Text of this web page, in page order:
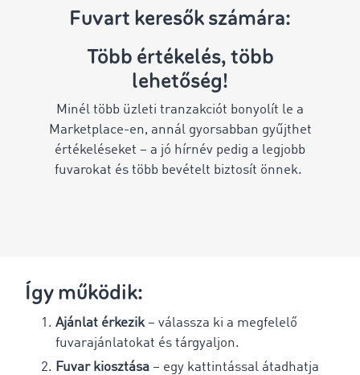
Fuvart keresők számára:
Több értékelés, több
lehetőség!
Minél több üzleti tranzakciót bonyolít le a
Marketplace-en, annál gyorsabban gyűjthet
értékeléseket – a jó hírnév pedig a legjobb
fuvarokat és több bevételt biztosít önnek.
Így működik:
Ajánlat érkezik– válassza ki a megfelelő
fuvarajánlatokat és tárgyaljon.
Fuvar kiosztása – egy kattintással átadhatja